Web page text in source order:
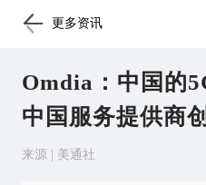
更多资讯
Omdia：中国的
中国服务提供商
来源 | 美通社